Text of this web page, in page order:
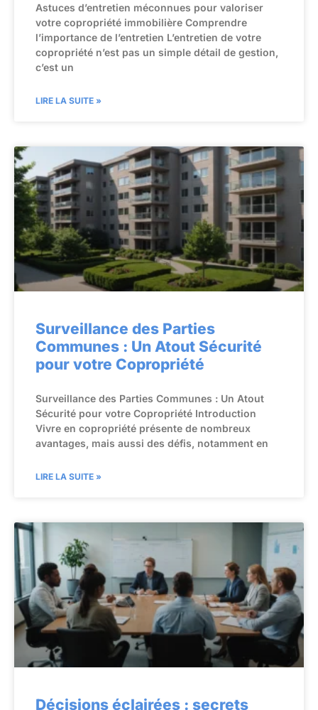
Astuces d’entretien méconnues pour valoriser
votre copropriété immobilière Comprendre
l’importance de l’entretien L’entretien de votre
copropriété n’est pas un simple détail de gestion,
c’est un
LIRE LA SUITE »
Surveillance des Parties
Communes : Un Atout Sécurité
pour votre Copropriété
Surveillance des Parties Communes : Un Atout
Sécurité pour votre Copropriété Introduction
Vivre en copropriété présente de nombreux
avantages, mais aussi des défis, notamment en
LIRE LA SUITE »
Décisions éclairées : secrets